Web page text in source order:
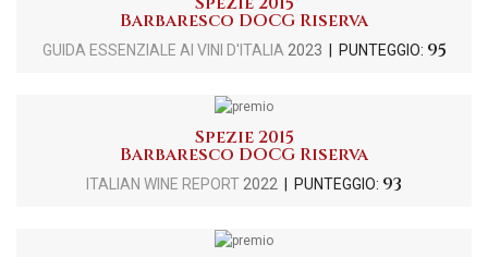
Barbaresco DOCG Riserva
GUIDA ESSENZIALE AI VINI D'ITALIA 2023 | PUNTEGGIO: 95
Spezie 2015
Barbaresco DOCG Riserva
ITALIAN WINE REPORT 2022 | PUNTEGGIO: 93